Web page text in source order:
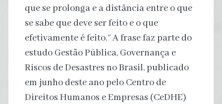
que se prolonga e a distância entre o que
se sabe que deve ser feito e o que
efetivamente é feito.” A frase faz parte do
estudo Gestão Pública, Governança e
Riscos de Desastres no Brasil, publicado
em junho deste ano pelo Centro de
Direitos Humanos e Empresas (CeDHE)